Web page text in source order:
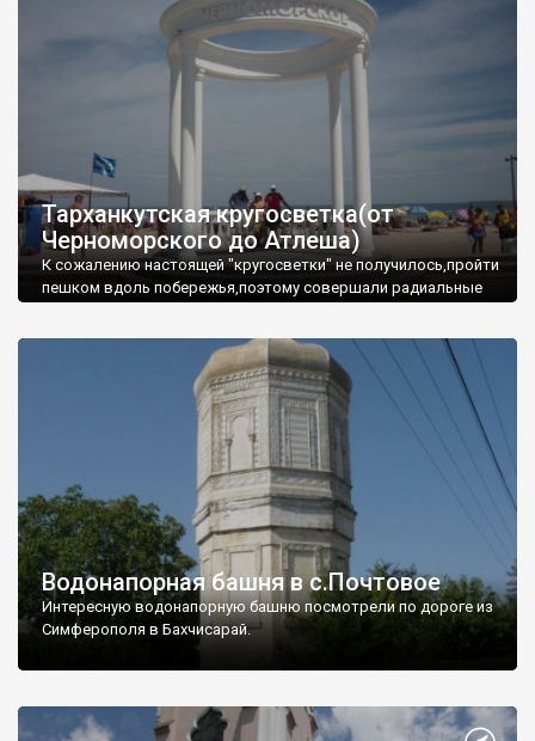
Тарханкутская кругосветка(от
Черноморского до Атлеша)
К сожалению настоящей "кругосветки" не получилось,пройти
пешком вдоль побережья,поэтому совершали радиальные
Водонапорная башня в с.Почтовое
Интересную водонапорную башню посмотрели по дороге из
Симферополя в Бахчисарай.